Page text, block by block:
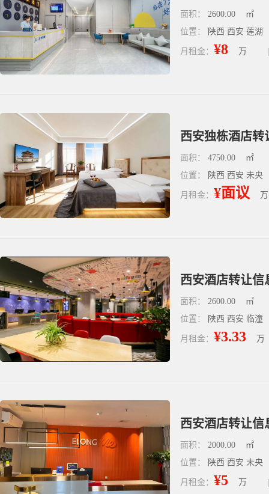
面积： 2600.00
㎡
位置：
陕西 西安 莲湖
月租金： ¥8 万
面积： 4750.00
㎡
位置：
陕西 西安 未央
月租金： ¥面议 万
西安酒店转让信
面积： 2600.00
㎡
位置：
陕西 西安 临潼
月租金： ¥3.33 万
西安酒店转让信
面积： 2000.00
㎡
位置：
陕西 西安 未央
月租金： ¥5 万